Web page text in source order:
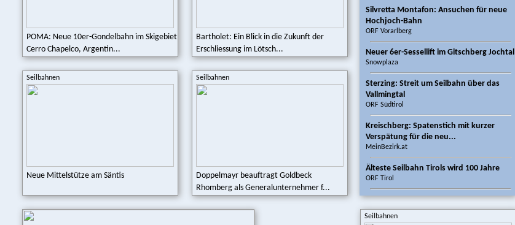
POMA: Neue 10er-Gondelbahn im Skigebiet
Cerro Chapelco, Argentin...
Bartholet: Ein Blick in die Zukunft der
Erschliessung im Lötsch...
Seilbahnen
Neue Mittelstütze am Säntis
Seilbahnen
Doppelmayr beauftragt Goldbeck
Rhomberg als Generalunternehmer f...
Silvretta Montafon: Ansuchen für neue
Hochjoch-Bahn
ORF Vorarlberg
Neuer 6er-Sessellift im Gitschberg Jochtal
Snowplaza
Sterzing: Streit um Seilbahn über das
Vallmingtal
ORF Südtirol
Kreischberg: Spatenstich mit kurzer
Verspätung für die neu...
MeinBezirk.at
Älteste Seilbahn Tirols wird 100 Jahre
ORF Tirol
Seilbahnen statt Autowahn: Wie
Doppelmayr in den USA expandi...
Der Standard
Seilbahnen